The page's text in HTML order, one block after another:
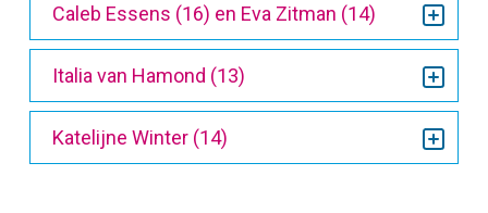
Caleb Essens (16) en Eva Zitman (14)
Italia van Hamond (13)
Katelijne Winter (14)